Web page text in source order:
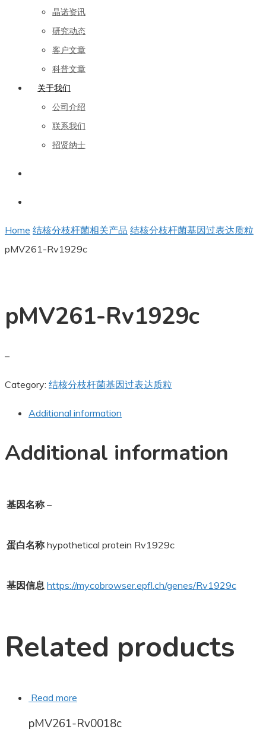
晶诺资讯
研究动态
客户文章
科普文章
关于我们
公司介绍
联系我们
招贤纳士
Home 结核分枝杆菌相关产品 结核分枝杆菌基因过表达质粒
pMV261-Rv1929c
pMV261-Rv1929c
–
Category: 结核分枝杆菌基因过表达质粒
Additional information
Additional information
基因名称 –
蛋白名称 hypothetical protein Rv1929c
基因信息 https://mycobrowser.epfl.ch/genes/Rv1929c
Related products
Read more
pMV261-Rv0018c